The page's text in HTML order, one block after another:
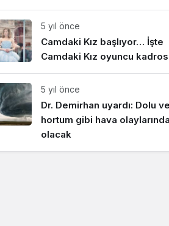
5 yıl önce
Camdaki Kız başlıyor… İşte
Camdaki Kız oyuncu
5 yıl önce
Dr. Demirhan uyardı: Dolu ve
hortum gibi hava
olacak